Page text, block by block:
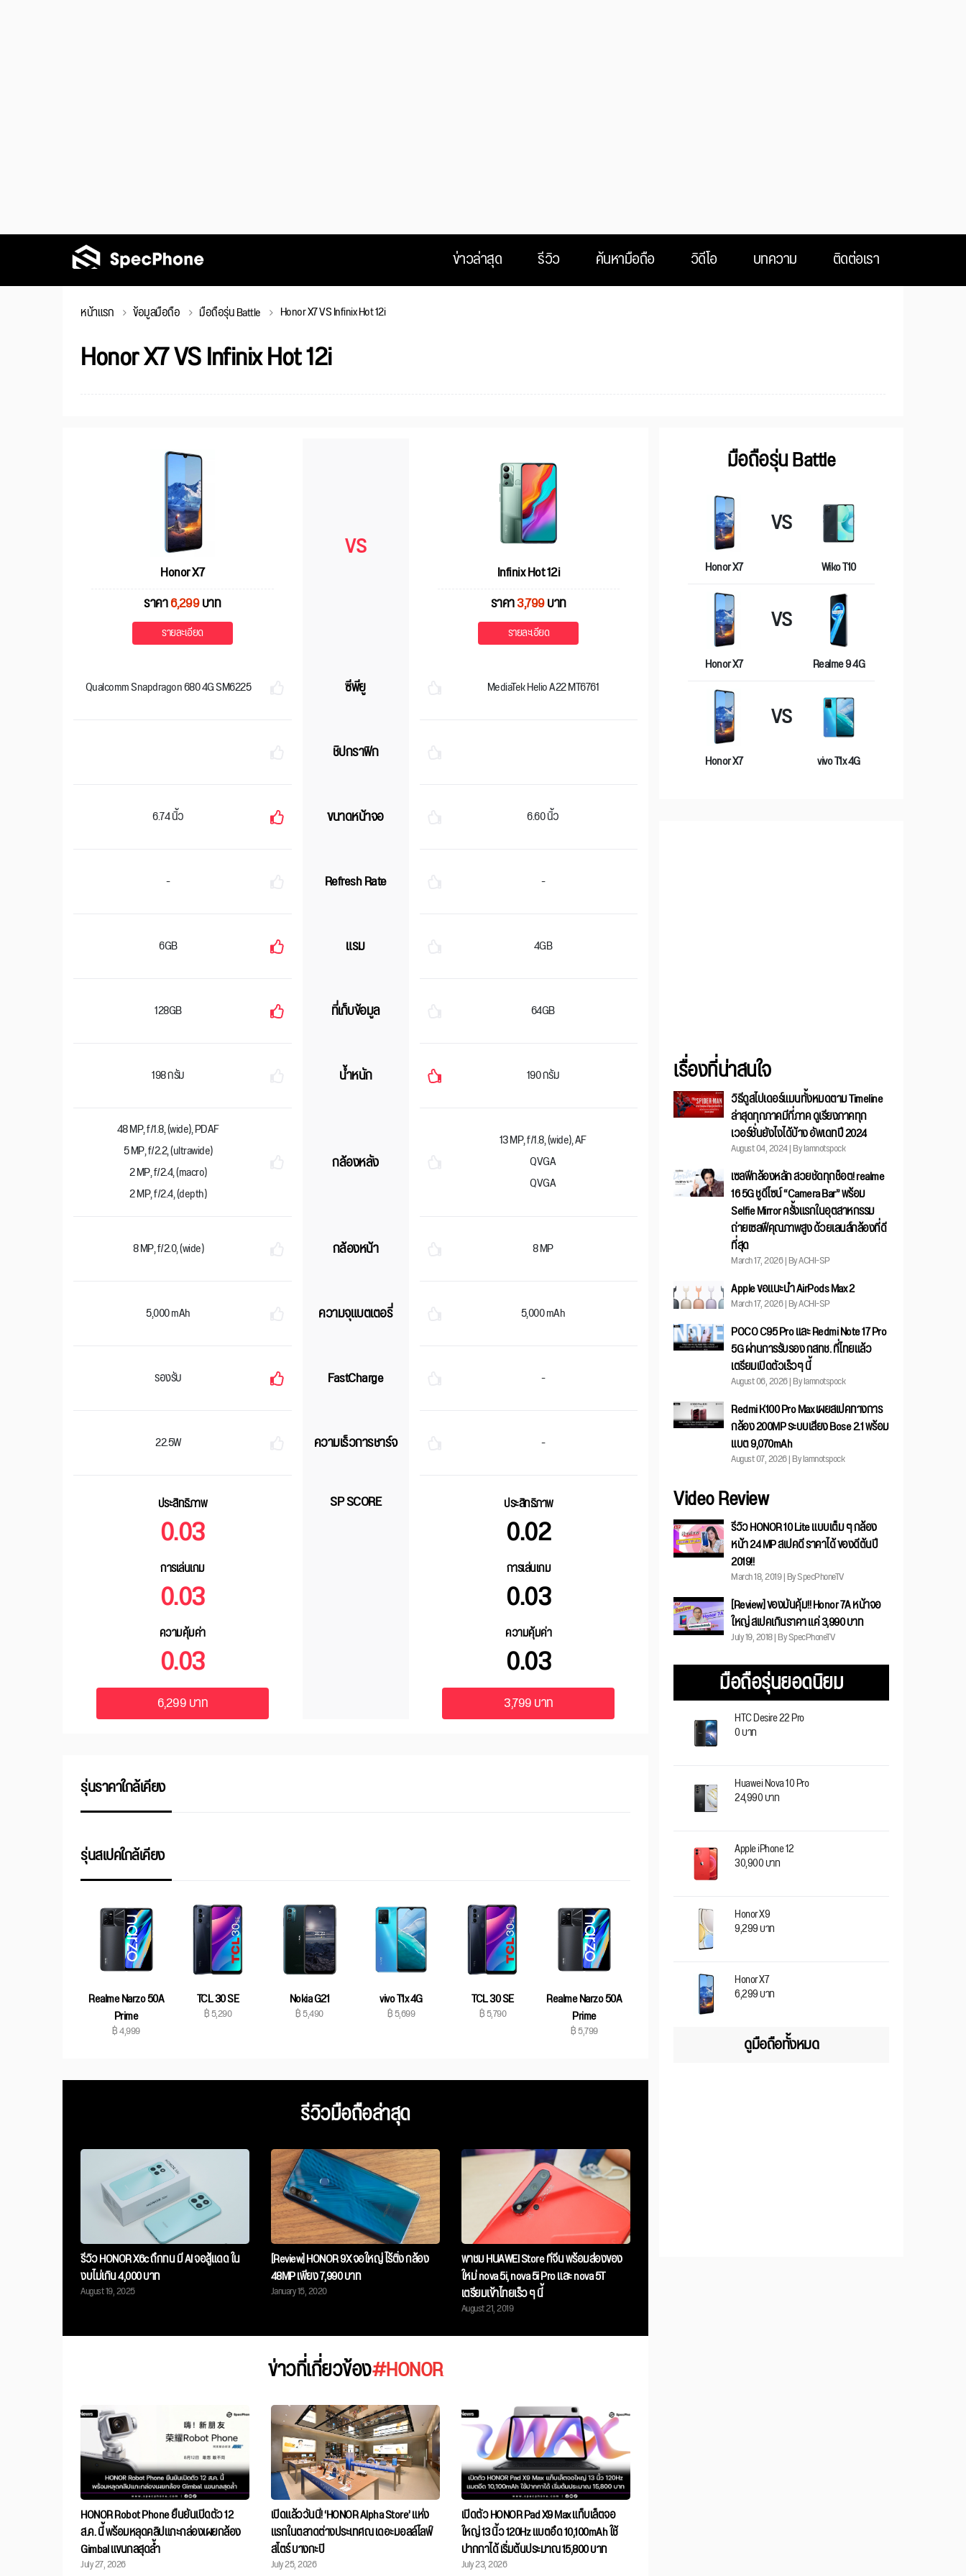
ข่าวล่าสุด รีวิว ค้นหามือถือ วิดีโอ บทความ ติดต่อเรา
หน้าแรก ข้อมูลมือถือ มือถือรุ่น Battle Honor X7 VS Infinix Hot 12i
Honor X7 VS Infinix Hot 12i
VS
Honor X7
ราคา6,299บาท
รายละเอียด
Infinix Hot 12i
ราคา3,799บาท
รายละเอียด
ซีพียู
Qualcomm Snapdragon 680 4G SM6225 MediaTek Helio A22 MT6761
ชิปกราฟิก
ขนาดหน้าจอ
6.74 นิ้ว 6.60 นิ้ว
Refresh Rate
- -
แรม
6GB 4GB
ที่เก็บข้อมูล
128GB 64GB
น้ำหนัก
198 กรัม 190 กรัม
กล้องหลัง
48 MP, f/1.8, (wide), PDAF
5 MP, f/2.2, (ultrawide)
2 MP, f/2.4, (macro)
2 MP, f/2.4, (depth)
13 MP, f/1.8, (wide), AF
QVGA
QVGA
กล้องหน้า
8 MP, f/2.0, (wide) 8 MP
ความจุแบตเตอรี่
5,000 mAh 5,000 mAh
FastCharge
รองรับ -
ความเร็วการชาร์จ
22.5W -
SP SCORE
ประสิทธิภาพ
0.03
การเล่นเกม
0.03
ความคุ้มค่า
0.03
ประสิทธิภาพ
0.02
การเล่นเกม
0.03
ความคุ้มค่า
0.03
6,299 บาท 3,799 บาท
รุ่นราคาใกล้เคียง
รุ่นสเปคใกล้เคียง
Realme Narzo 50A
Prime
฿ 4,999
TCL 30 SE
฿ 5,290
Nokia G21
฿ 5,490
vivo T1x 4G
฿ 5,699
TCL 30 SE
฿ 5,790
Realme Narzo 50A
Prime
฿ 5,799
รีวิวมือถือล่าสุด
รีวิว HONOR X6c ถึกทน มี AI จอสู้แดด ใน
งบไม่เกิน 4,000 บาท
August 19, 2025
[Review] HONOR 9X จอใหญ่ ไร้ติ่ง กล้อง
48MP เพียง 7,990 บาท
January 15, 2020
พาชม HUAWEI Store ที่จีน พร้อมส่องของ
ใหม่ nova 5i, nova 5i Pro และ nova 5T
เตรียมเข้าไทยเร็ว ๆ นี้
August 21, 2019
ข่าวที่เกี่ยวข้อง#HONOR
HONOR Robot Phone ยืนยันเปิดตัว 12
ส.ค. นี้ พร้อมหลุดคลิปแกะกล่องเผยกล้อง
Gimbal แขนกลสุดล้ำ
July 27, 2026
เปิดแล้ววันนี้! ‘HONOR Alpha Store’ แห่ง
แรกในตลาดต่างประเทศณ เดอะมอลล์ไลฟ์
สโตร์ บางกะปิ
July 25, 2026
เปิดตัว HONOR Pad X9 Max แท็บเล็ตจอ
ใหญ่ 13 นิ้ว 120Hz แบตอึด 10,100mAh ใช้
ปากกาได้ เริ่มต้นประมาณ 15,800 บาท
July 23, 2026
มือถือรุ่น Battle
Honor X7
VS
Wiko T10
Honor X7
VS
Realme 9 4G
Honor X7
VS
vivo T1x 4G
เรื่องที่น่าสนใจ
วิธีดูสไปเดอร์แมนทั้งหมดตาม Timeline
ล่าสุดทุกภาคมีกี่ภาค ดูเรียงภาคทุก
เวอร์ชั่นยังไงได้บ้าง อัพเดทปี 2024
August 04, 2024 | By Iamnotspock
เซลฟีกล้องหลัก สวยชัดทุกช็อต! realme
16 5G ชูดีไซน์ “Camera Bar” พร้อม
Selfie Mirror ครั้งแรกในอุตสาหกรรม
ถ่ายเซลฟีคุณภาพสูง ด้วยเลนส์กล้องที่ดี
ที่สุด
March 17, 2026 | By ACHI-SP
Apple ขอแนะนำ AirPods Max 2
March 17, 2026 | By ACHI-SP
POCO C95 Pro และ Redmi Note 17 Pro
5G ผ่านการรับรอง กสทช. ที่ไทยแล้ว
เตรียมเปิดตัวเร็วๆ นี้
August 06, 2026 | By Iamnotspock
Redmi K100 Pro Max เผยสเปคทางการ
กล้อง 200MP ระบบเสียง Bose 2.1 พร้อม
แบต 9,070mAh
August 07, 2026 | By Iamnotspock
Video Review
รีวิว HONOR 10 Lite แบบเต็ม ๆ กล้อง
หน้า 24 MP สเปคดี ราคาได้ ของดีต้นปี
2019!!
March 18, 2019 | By SpecPhoneTV
[Review] ของมันคุ้ม!! Honor 7A หน้าจอ
ใหญ่ สเปคเกินราคา แค่ 3,990 บาท
July 19, 2018 | By SpecPhoneTV
มือถือรุ่นยอดนิยม
HTC Desire 22 Pro
0 บาท
Huawei Nova 10 Pro
24,990 บาท
Apple iPhone 12
30,900 บาท
Honor X9
9,299 บาท
Honor X7
6,299 บาท
ดูมือถือทั้งหมด